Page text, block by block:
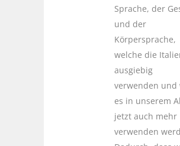
Sprache, der
und der
Körpersprache,
welche die
ausgiebig
verwenden und
es in unserem
jetzt auch mehr
verwenden